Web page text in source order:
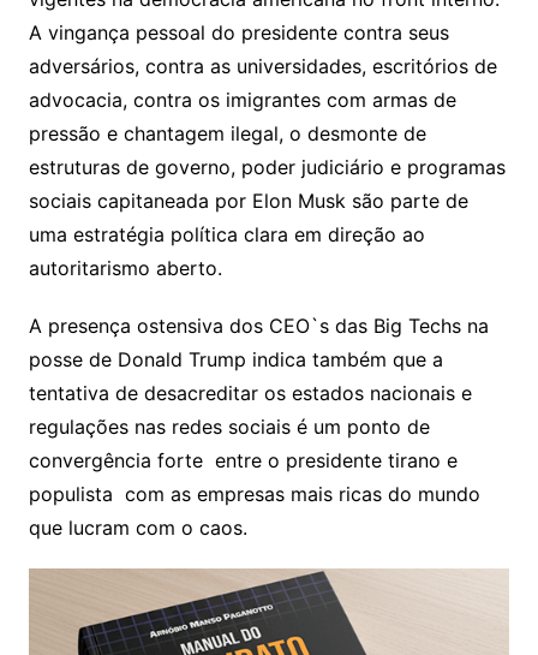
A vingança pessoal do presidente contra seus
adversários, contra as universidades, escritórios de
advocacia, contra os imigrantes com armas de
pressão e chantagem ilegal, o desmonte de
estruturas de governo, poder judiciário e programas
sociais capitaneada por Elon Musk são parte de
uma estratégia política clara em direção ao
autoritarismo aberto.
A presença ostensiva dos CEO`s das Big Techs na
posse de Donald Trump indica também que a
tentativa de desacreditar os estados nacionais e
regulações nas redes sociais é um ponto de
convergência forte entre o presidente tirano e
populista com as empresas mais ricas do mundo
que lucram com o caos.